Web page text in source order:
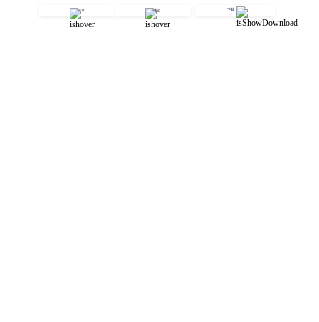
分享 播放 下载